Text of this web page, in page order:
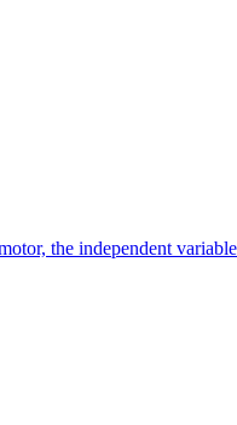
the independent